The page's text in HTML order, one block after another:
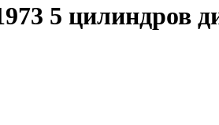
5 цилиндров